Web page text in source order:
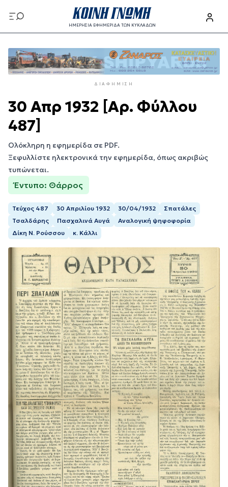
προς
το
περιεχόμενο
ΗΜΕΡΗΣΙΑ ΕΦΗΜΕΡΙΔΑ ΤΩΝ ΚΥΚΛΑΔΩΝ
προς
το
κυρίως
ΔΙΑΦΉΜΙΣΗ
30 Απρ 1932 [Αρ. Φύλλου
487]
Ολόκληρη η εφημερίδα σε PDF.
Ξεφυλλίστε ηλεκτρονικά την εφημερίδα, όπως ακριβώς
τυπώνεται.
Έντυπο: Θάρρος
Τεύχος 487 30 Απριλίου 1932 30/04/1932
Σπατάλες
Τσαλδάρης
Πασχαλινά Αυγά
Αναλογική ψηφοφορία
Δίκη Ν. Ρούσσου
κ. Κάλλι